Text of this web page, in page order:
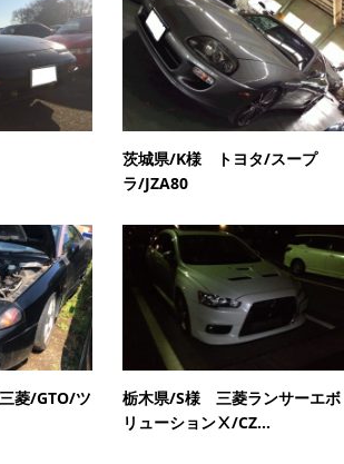
茨城県/K様 トヨタ/スープ
ラ/JZA80
/GTO/ツ
栃木県/S様 三菱ランサーエボ
リューションⅩ/CZ...